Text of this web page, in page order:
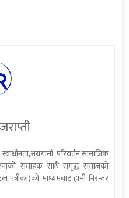
परिवर्तन,सामाजिक
संवाहक साथै समृद्ध समाजको
माध्यमबाट हामी निरन्तर